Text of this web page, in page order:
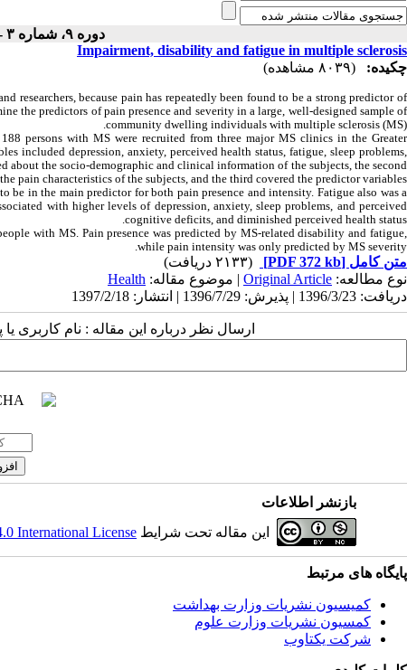
دوره ۹، شماره ۳ - ( ۲-۱۳۹۷ )
Impairment, disability and fatigue in multiple sclerosis
چکیده:
(۸۰۳۹ مشاهده)
because pain has repeatedly been found to be a strong predictor of
the predictors of pain presence and severity in a large, well-designed sample of
community dwelling individuals with multiple sclerosis (MS).
persons with MS were recruited from three major MS clinics in the Greater
included depression, anxiety, perceived health status, fatigue, sleep problems,
about the socio-demographic and clinical information of the subjects, the second
the pain characteristics of the subjects, and the third covered the predictor variables.
be in the main predictor for both pain presence and intensity. Fatigue also was a
with higher levels of depression, anxiety, sleep problems, and perceived
cognitive deficits, and diminished perceived health status.
with MS. Pain presence was predicted by MS-related disability and fatigue,
while pain intensity was only predicted by MS severity.
متن کامل [PDF 372 kb]
(۲۱۳۳ دریافت)
نوع مطالعه: Original Article | موضوع مقاله: Health
دریافت: 1396/3/23 | پذیرش: 1396/7/29 | انتشار: 1397/2/18
ارسال نظر درباره این مقاله : نام کاربری
بازنشر اطلاعات
این مقاله تحت شرایط International License
پایگاه های مرتبط
کمیسیون نشریات وزارت بهداشت
کمسیون نشریات وزارت علوم
شرکت یکتاوب